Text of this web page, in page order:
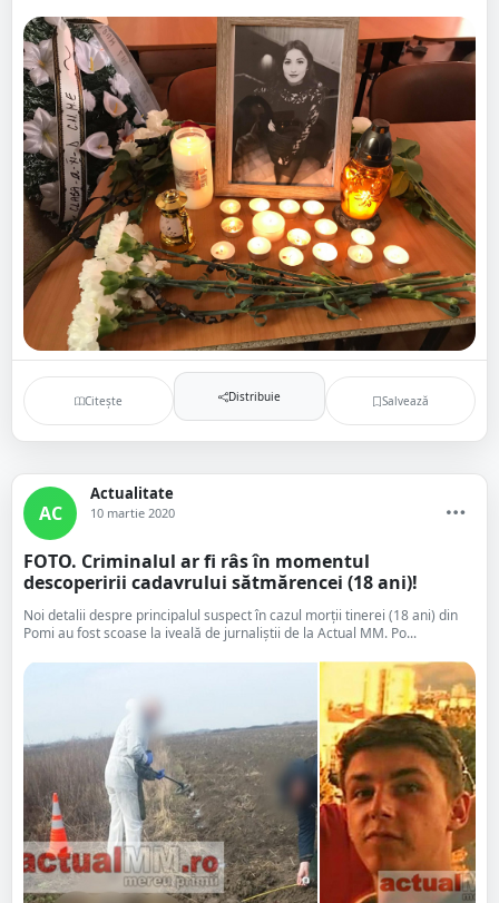
Citește Distribuie Salvează
AC
Actualitate
10 martie 2020
FOTO. Criminalul ar fi râs în momentul
descoperirii cadavrului sătmărencei (18 ani)!
Noi detalii despre principalul suspect în cazul morții tinerei (18 ani) din
Pomi au fost scoase la iveală de jurnaliștii de la Actual MM. Po...